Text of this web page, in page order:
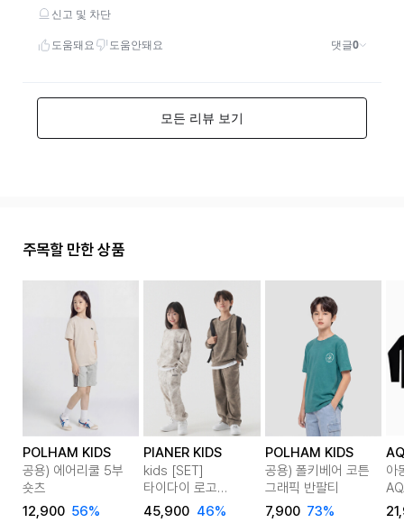
주목할 만한 상품
POLHAM KIDS
공용) 에어리쿨 5부
숏츠
12,900 56%
PIANER KIDS
kids [SET]
타이다이 로고
맨투맨&스트링 팬츠
셋업 2color
45,900 46%
POLHAM KIDS
공용) 폴키베어 코튼
그래픽 반팔티
7,900 73%
아
반